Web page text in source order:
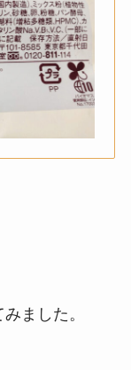
ました。